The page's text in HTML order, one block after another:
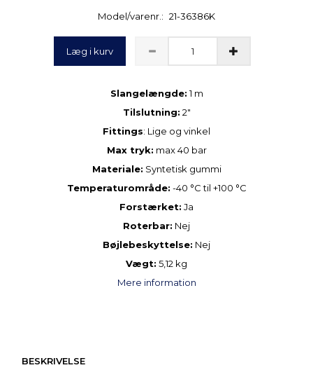
Model/varenr.: 21-36386K
Læg i kurv
Slangelængde:1 m
Tilslutning: 2″
Fittings: Lige og vinkel
Max tryk: max 40 bar
Materiale: Syntetisk gummi
Temperaturområde: -40 °C til +100 °C
Forstærket: Ja
Roterbar: Nej
Bøjlebeskyttelse: Nej
Vægt: 5,12 kg
Mere information
BESKRIVELSE